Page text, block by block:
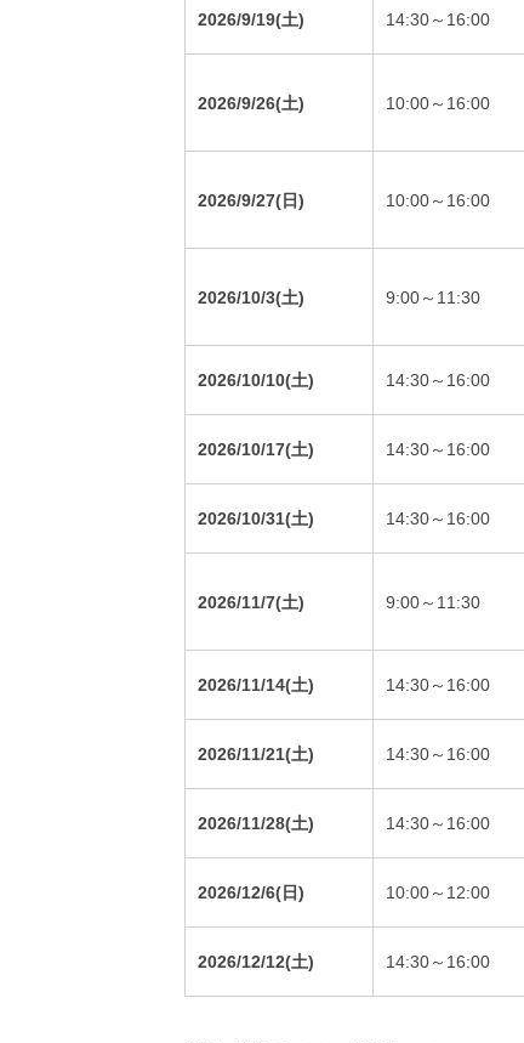
2026/9/19(土) 14:30～16:00
2026/9/26(土) 10:00～16:00
2026/9/27(日) 10:00～16:00
2026/10/3(土) 9:00～11:30
2026/10/10(土) 14:30～16:00
2026/10/17(土) 14:30～16:00
2026/10/31(土) 14:30～16:00
2026/11/7(土) 9:00～11:30
2026/11/14(土) 14:30～16:00
2026/11/21(土) 14:30～16:00
2026/11/28(土) 14:30～16:00
2026/12/6(日) 10:00～12:00
2026/12/12(土) 14:30～16:00